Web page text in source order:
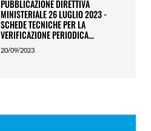
PUBBLICAZIONE DIRETTIVA
MINISTERIALE 26 LUGLIO 2023 -
SCHEDE TECNICHE PER LA
VERIFICAZIONE PERIODICA...
20/09/2023